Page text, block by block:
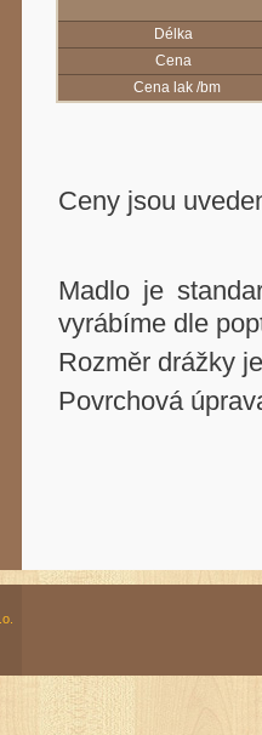
Délka
Cena
Cena lak /bm
Ceny jsou
Madlo je
vyrábíme dle
Rozměr drážky
Povrchová